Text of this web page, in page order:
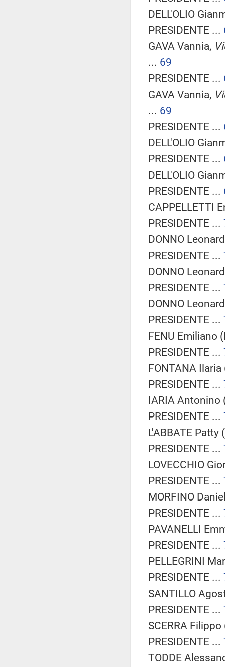
DELL'OLIO
PRESIDENTE ...
GAVA Vannia,
... 69
PRESIDENTE ...
GAVA Vannia,
... 69
PRESIDENTE ...
DELL'OLIO
PRESIDENTE ...
DELL'OLIO
PRESIDENTE ...
CAPPELLETTI
PRESIDENTE ...
DONNO
PRESIDENTE ...
DONNO
PRESIDENTE ...
DONNO
PRESIDENTE ...
FENU Emiliano
PRESIDENTE ...
FONTANA
PRESIDENTE ...
IARIA Antonino
PRESIDENTE ...
L'ABBATE
PRESIDENTE ...
LOVECCHIO
PRESIDENTE ...
MORFINO
PRESIDENTE ...
PAVANELLI
PRESIDENTE ...
PELLEGRINI
PRESIDENTE ...
SANTILLO
PRESIDENTE ...
SCERRA
PRESIDENTE ...
TODDE